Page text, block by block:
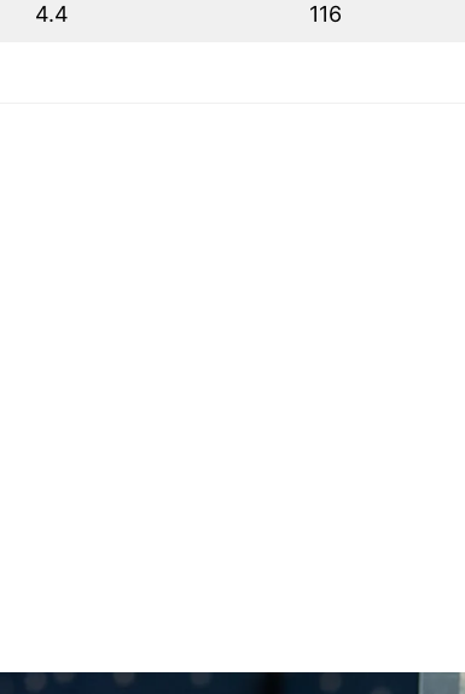
4.4 116